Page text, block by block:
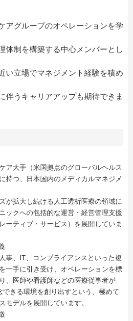
アグループのオペレーションを学
体制を構築する中心メンバーとし
い立場でマネジメント経験を積め
伴うキャリアアップも期待できま
ア大手（米国拠点のグローバルヘルス
持つ、日本国内のメディカルマネジメ
が拡大し続ける人工透析医療の領域に
ックへの包括的な運営・経営管理支援
ーティブ・サービス）を展開していま
事、IT、コンプライアンスといった複
一手に引き受け、オペレーションを標
、医師や看護師などの医療従事者が
できる環境を創り出すという、極めて
モデルを展開しています。